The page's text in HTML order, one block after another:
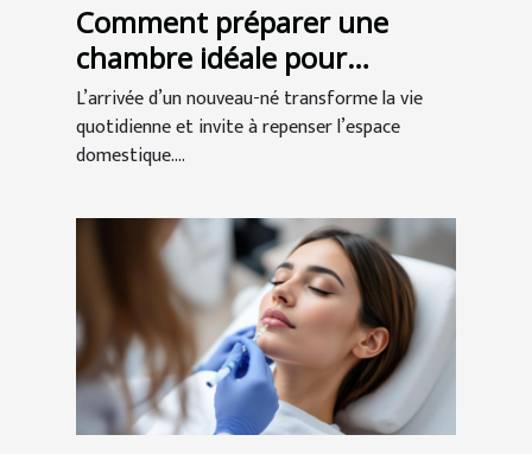
Comment préparer une
chambre idéale pour
l'arrivée de bébé ?
L’arrivée d’un nouveau-né transforme la vie
quotidienne et invite à repenser l’espace
domestique....